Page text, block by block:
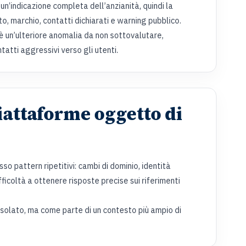
completa dell’anzianità, quindi la
marchio, contatti dichiarati e warning pubblico.
anomalia da non sottovalutare,
aggressivi verso gli utenti.
oggetto di
pattern ripetitivi: cambi di dominio, identità
a ottenere risposte precise sui riferimenti
ma come parte di un contesto più ampio di